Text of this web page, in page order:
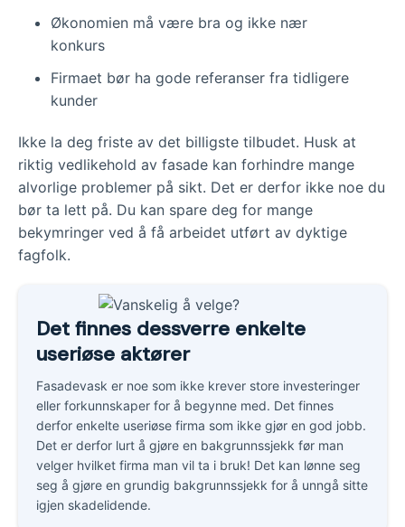
Økonomien må være bra og ikke nær
konkurs
Firmaet bør ha gode referanser fra tidligere
kunder
Ikke la deg friste av det billigste tilbudet. Husk at
riktig vedlikehold av fasade kan forhindre mange
alvorlige problemer på sikt. Det er derfor ikke noe du
bør ta lett på. Du kan spare deg for mange
bekymringer ved å få arbeidet utført av dyktige
fagfolk.
Det finnes dessverre enkelte
useriøse aktører
Fasadevask er noe som ikke krever store investeringer
eller forkunnskaper for å begynne med. Det finnes
derfor enkelte useriøse firma som ikke gjør en god jobb.
Det er derfor lurt å gjøre en bakgrunnssjekk før man
velger hvilket firma man vil ta i bruk! Det kan lønne seg
seg å gjøre en grundig bakgrunnssjekk for å unngå sitte
igjen skadelidende.